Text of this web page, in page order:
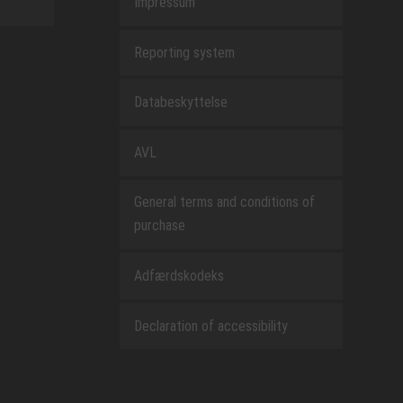
Reporting system
Databeskyttelse
AVL
General terms and conditions of
purchase
Adfærdskodeks
Declaration of accessibility